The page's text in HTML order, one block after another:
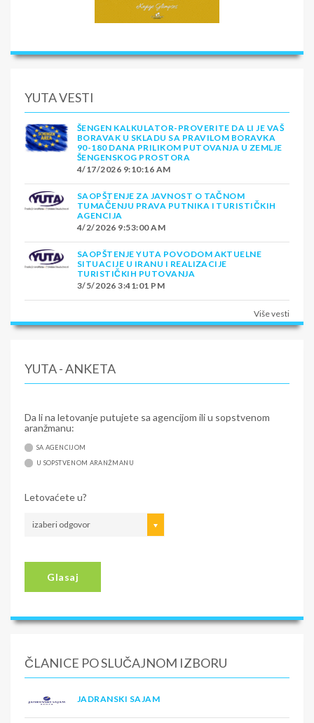
YUTA VESTI
ŠENGEN KALKULATOR-PROVERITE DA LI JE VAŠ
BORAVAK U SKLADU SA PRAVILOM BORAVKA
90-180 DANA PRILIKOM PUTOVANJA U ZEMLJE
ŠENGENSKOG PROSTORA
4/17/2026 9:10:16 AM
SAOPŠTENJE ZA JAVNOST O TAČNOM
TUMAČENJU PRAVA PUTNIKA I TURISTIČKIH
AGENCIJA
4/2/2026 9:53:00 AM
SAOPŠTENJE YUTA POVODOM AKTUELNE
SITUACIJE U IRANU I REALIZACIJE
TURISTIČKIH PUTOVANJA
3/5/2026 3:41:01 PM
Više vesti
YUTA - ANKETA
Da li na letovanje putujete sa agencijom ili u sopstvenom
aranžmanu:
SA AGENCIJOM
U SOPSTVENOM ARANŽMANU
Letovaćete u?
izaberi odgovor
Glasaj
ČLANICE PO SLUČAJNOM IZBORU
JADRANSKI SAJAM